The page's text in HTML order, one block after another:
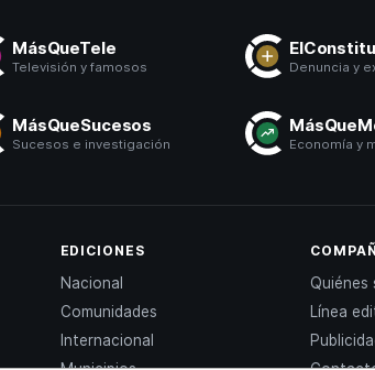
MásQueTele
Televisión y famosos Denuncia y
MásQueSucesos
Sucesos e investigación Economía y
EDICIONES
Nacional
Comunidades
Internacional
Quiénes
Línea